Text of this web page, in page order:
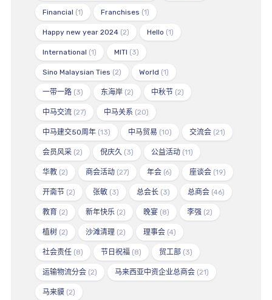
Financial (1) Franchises (1)
Happy new year 2024(2) Hello (1)
International (1) MITI (3)
Sino Malaysian Ties (2) World (1)
一带一路(3) 东海岸(2) 中秋节(2)
中马交流(27) 中马关系 (20)
中马建交50周年(13) 中马贸易 (10) 交流会(21)
会员风采(2) 倪庆久 (3) 公益活动(11)
华教(2) 商会活动(27) 年会(6) 座谈会(19)
开斋节(2) 张敏(3) 总会长(3) 总商会(46)
教育(2) 新年快乐(2) 晚宴(8) 李强 (2)
植树(2) 沙滩清理(2) 理事会(4)
社会责任(8) 节日祝福(8) 贸工部(3)
运输物流分会(2) 马来西亚中资企业总商会(21)
马来貘(2)